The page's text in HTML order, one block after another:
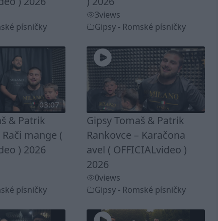
písničky
3views
Gipsy - Romské písničky
03:07
& Patrik
mange (
) 2026
písničky
Gipsy Tomaš & Patrik
Rankovce – Karačona
avel ( OFFICIALvideo )
2026
0views
Gipsy - Romské písničky